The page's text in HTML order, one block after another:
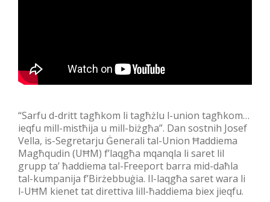
“Sarfu d-dritt tagħkom li tagħżlu l-union tagħkom…
ieqfu mill-mistħija u mill-biżgħa”. Dan sostnih Josef
Vella, is-Segretarju Ġenerali tal-Union Ħaddiema
Magħqudin (UĦM) f’laqgħa mqanqla li saret lil
grupp ta’ ħaddiema tal-Freeport barra mid-daħla
tal-kumpanija f’Birżebbuġia. Il-laqgħa saret wara li
l-UĦM kienet tat direttiva lill-ħaddiema biex jieqfu.